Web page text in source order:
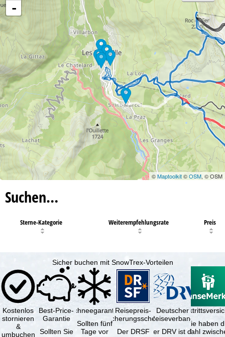
-
©Maptoolkit©OSM, © OSM
Suchen…
Sterne-Kategorie Weiterempfehlungsrate Preis
Sicher buchen mit SnowTrex-Vorteilen
Kostenlos
stornieren
&
umbuchen
Best-Price-
Garantie
Sollten Sie
Schneegarantie
Sollten fünf
Tage vor
Reisepreis-
Sicherungsschein
Der DRSF
Deutscher
Reiseverband
Der DRV ist die
Sie haben
Wahl